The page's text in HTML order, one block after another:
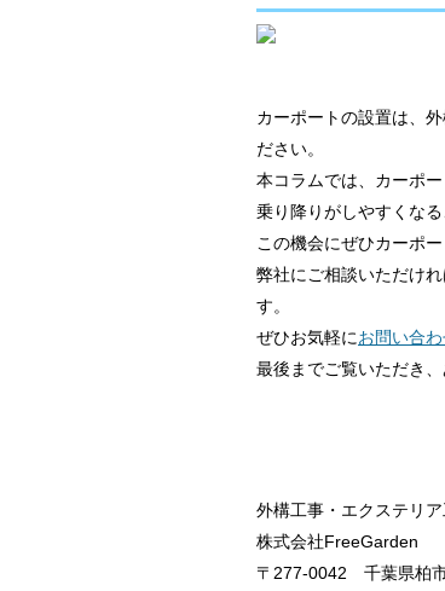
カーポートの設置は、
ださい。
本コラムでは、カーポ
乗り降りがしやすくな
この機会にぜひカーポ
弊社にご相談いただけ
す。
ぜひお気軽にお問い合
最後までご覧いただき
外構工事・エクステリ
株式会社FreeGarden
〒277-0042 千葉県柏